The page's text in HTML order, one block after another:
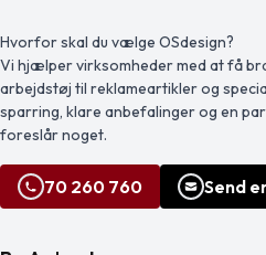
Hvorfor skal du vælge OSdesign?
Vi hjælper virksomheder med at få
arbejdstøj til reklameartikler og
sparring, klare anbefalinger og en
foreslår noget.
70 260 760 Send